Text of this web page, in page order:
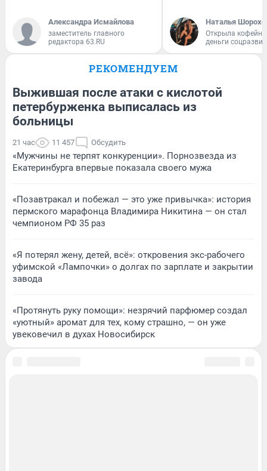
Александра Исмайлова
заместитель главного
редактора 63.RU
Наталья
Открыла
деньги
РЕКОМЕНДУЕМ
Выжившая после атаки с кислотой
петербурженка выписалась из
больницы
21 час 11 457 Обсудить
«Мужчины не терпят конкуренции». Порнозвезда из
Екатеринбурга впервые показала своего мужа
«Позавтракал и побежал — это уже привычка»: история
пермского марафонца Владимира Никитина — он стал
чемпионом РФ 35 раз
«Я потерял жену, детей, всё»: откровения экс-рабочего
уфимской «Лампочки» о долгах по зарплате и закрытии
завода
«Протянуть руку помощи»: незрячий парфюмер создал
«уютный» аромат для тех, кому страшно, — он уже
увековечил в духах Новосибирск